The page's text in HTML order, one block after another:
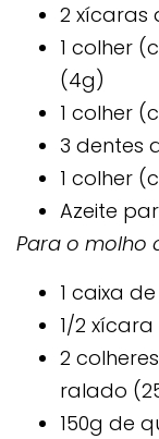
2 xícaras
1 colher
(4g)
1 colher
3 dentes
1 colher
Azeite
Para o molho
1 caixa
1/2
2
ralado
150g de